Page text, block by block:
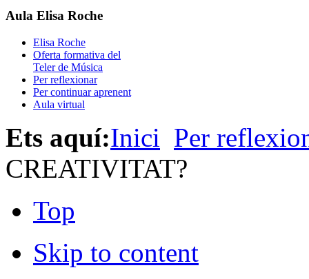
Aula Elisa Roche
Elisa Roche
Oferta formativa del
Teler de Música
Per reflexionar
Per continuar aprenent
Aula virtual
Ets aquí:Inici Per
CREATIVITAT?
Top
Skip to content